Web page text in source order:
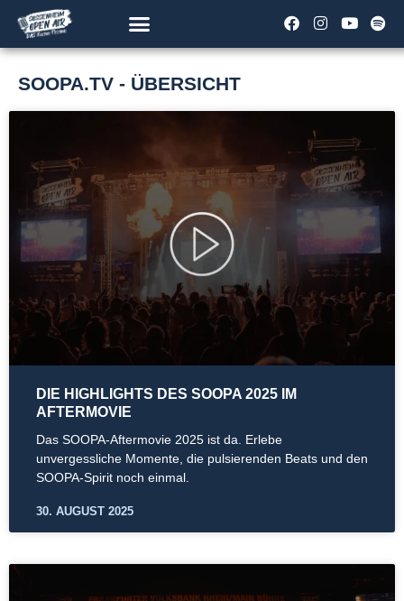
SOOPA.TV - ÜBERSICHT
DIE HIGHLIGHTS DES SOOPA 2025 IM
AFTERMOVIE
Das SOOPA-Aftermovie 2025 ist da. Erlebe
unvergessliche Momente, die pulsierenden Beats und den
SOOPA-Spirit noch einmal.
30. AUGUST 2025